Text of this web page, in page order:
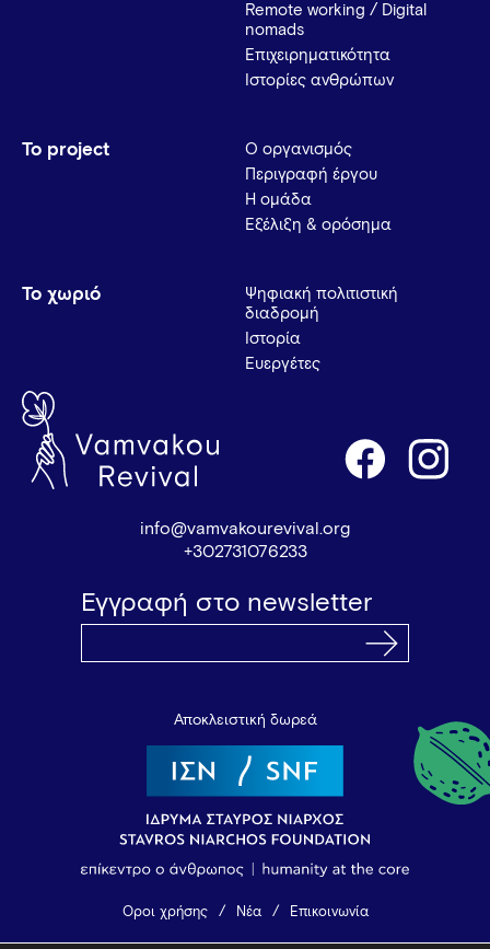
Remote working / Digital
nomads
Επιχειρηματικότητα
Ιστορίες ανθρώπων
Το project
Ο οργανισμός
Περιγραφή έργου
Η ομάδα
Εξέλιξη & ορόσημα
Το χωριό
Ψηφιακή πολιτιστική
διαδρομή
Ιστορία
Ευεργέτες
info@vamvakourevival.org
+302731076233
Εγγραφή στο newsletter
Αποκλειστική δωρεά
Όροι χρήσης Νέα Επικοινωνία